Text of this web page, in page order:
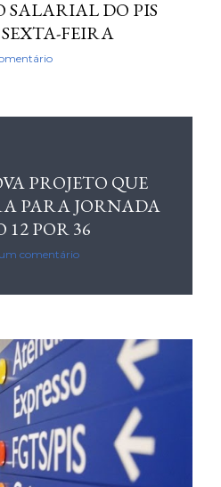
SALARIAL DO PIS
FEIRA
PROJETO QUE
PARA JORNADA
POR 36
comentário